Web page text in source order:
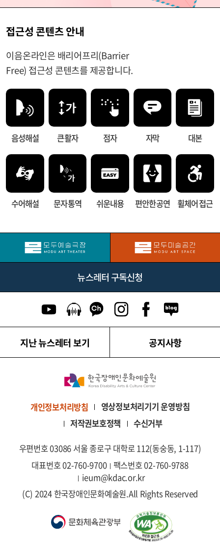
접근성 콘텐츠 안내
이음온라인은 배리어프리(Barrier
Free) 접근성 콘텐츠를 제공합니다.
음성해설 큰 활자 점자 자막 대본
수어해설 문자 통역 쉬운내용 편안한 공연 휠체어 접근
뉴스레터 구독신청
지난 뉴스레터 보기
카카오톡 채널 이동
유튜브 이동팟캐스트 이동 네이버블로
페이스북 이동
인스타그램 이동
공지사항
개인정보처리방침
영상정보처리기기 운영방침
저작권보호정책
수신거부
우편번호 03086 서울 종로구 대학로 112(동숭동, 1-117)
대표번호 02-760-9700 팩스번호 02-760-9788
ieum@kdac.or.kr
(C) 2024 한국장애인문화예술원.All Rights Reserved